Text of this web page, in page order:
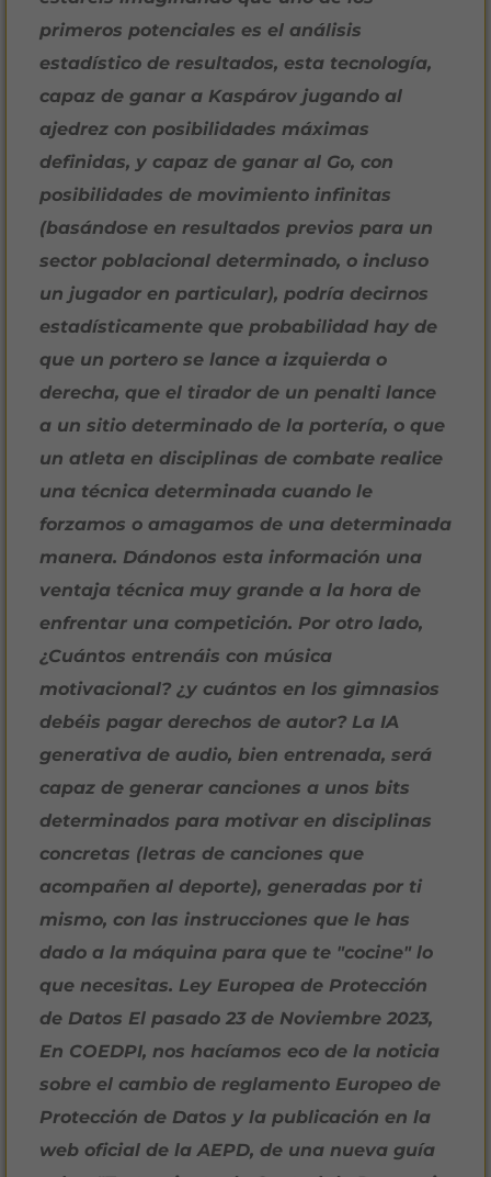
primeros potenciales es el análisis
estadístico de resultados, esta tecnología,
capaz de ganar a Kaspárov jugando al
ajedrez con posibilidades máximas
definidas, y capaz de ganar al Go, con
posibilidades de movimiento infinitas
(basándose en resultados previos para un
sector poblacional determinado, o incluso
un jugador en particular), podría decirnos
estadísticamente que probabilidad hay de
que un portero se lance a izquierda o
derecha, que el tirador de un penalti lance
a un sitio determinado de la portería, o que
un atleta en disciplinas de combate realice
una técnica determinada cuando le
forzamos o amagamos de una determinada
manera. Dándonos esta información una
ventaja técnica muy grande a la hora de
enfrentar una competición. Por otro lado,
¿Cuántos entrenáis con música
motivacional? ¿y cuántos en los gimnasios
debéis pagar derechos de autor? La IA
generativa de audio, bien entrenada, será
capaz de generar canciones a unos bits
determinados para motivar en disciplinas
concretas (letras de canciones que
acompañen al deporte), generadas por ti
mismo, con las instrucciones que le has
dado a la máquina para que te "cocine" lo
que necesitas. Ley Europea de Protección
de Datos El pasado 23 de Noviembre 2023,
En COEDPI, nos hacíamos eco de la noticia
sobre el cambio de reglamento Europeo de
Protección de Datos y la publicación en la
web oficial de la AEPD, de una nueva guía